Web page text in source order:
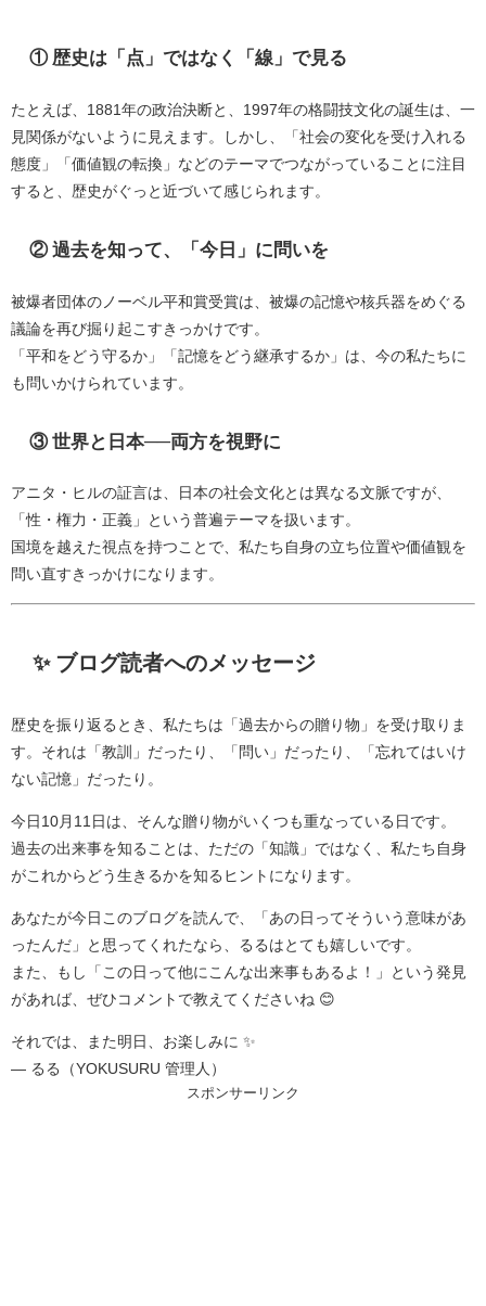
① 歴史は「点」ではなく「線」で見る
たとえば、1881年の政治決断と、1997年の格闘技文化の誕生は、一
見関係がないように見えます。しかし、「社会の変化を受け入れる
態度」「価値観の転換」などのテーマでつながっていることに注目
すると、歴史がぐっと近づいて感じられます。
② 過去を知って、「今日」に問いを
被爆者団体のノーベル平和賞受賞は、被爆の記憶や核兵器をめぐる
議論を再び掘り起こすきっかけです。
「平和をどう守るか」「記憶をどう継承するか」は、今の私たちに
も問いかけられています。
③ 世界と日本──両方を視野に
アニタ・ヒルの証言は、日本の社会文化とは異なる文脈ですが、
「性・権力・正義」という普遍テーマを扱います。
国境を越えた視点を持つことで、私たち自身の立ち位置や価値観を
問い直すきっかけになります。
✨ ブログ読者へのメッセージ
歴史を振り返るとき、私たちは「過去からの贈り物」を受け取りま
す。それは「教訓」だったり、「問い」だったり、「忘れてはいけ
ない記憶」だったり。
今日10月11日は、そんな贈り物がいくつも重なっている日です。
過去の出来事を知ることは、ただの「知識」ではなく、私たち自身
がこれからどう生きるかを知るヒントになります。
あなたが今日このブログを読んで、「あの日ってそういう意味があ
ったんだ」と思ってくれたなら、るるはとても嬉しいです。
また、もし「この日って他にこんな出来事もあるよ！」という発見
があれば、ぜひコメントで教えてくださいね 😊
それでは、また明日、お楽しみに ✨
— るる（YOKUSURU 管理人）
スポンサーリンク